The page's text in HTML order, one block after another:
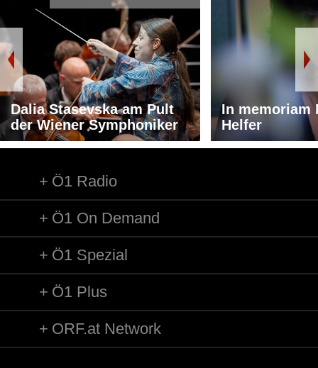
Dalia Stasevska am Pult
der Wiener Symphoniker
In memoriam
Helfer
Ö1 Radio
Ö1 On Demand
Ö1 Spezial
Ö1 Plus
ORF.at Network